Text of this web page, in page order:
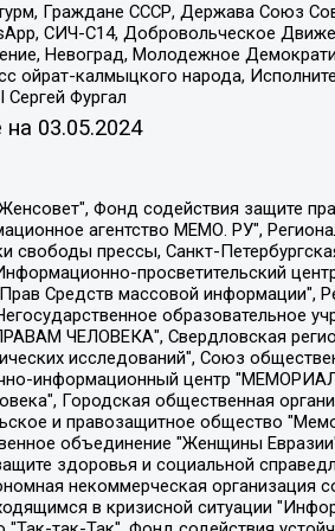
Граждане СССР, Держава Союз
СИЧ-С14, Добровольческое
Невоград, Молодежное
ойрат-калмыцкого народа,
Фургал
на 03.05.2024
Общество с ограниченной ответственностью "Альтаир 2021", Общество с ограниченной ответственностью "Вега 2021", Общество с ограниченной ответственностью "Главный редактор 2021", Общество с ограниченной ответственностью "Ромашки монолит", Важенков Артем Валерьевич, Ивановская областная общественная организация "Центр гендерных исследований", Гурман Юрий Альбертович, Медиапроект "ОВД-Инфо", Егоров Владимир Владимирович, Жилинский Владимир Александрович, Общество с ограниченной ответственностью "ЗП", Иванова София Юрьевна, Карезина Инна Павловна, Кильтау Екатерина Викторовна, Петров Алексей Викторович, Пискунов Сергей Евгеньевич, Смирнов Сергей Сергеевич, Тихонов Михаил Сергеевич, Общество с ограниченной ответственностью "ЖУРНАЛИСТ-ИНОСТРАННЫЙ АГЕНТ", Арапова Галина Юрьевна, Вольтская Татьяна Анатольевна, Американская компания "Mason G.E.S. Anonymous Foundation" (США), являющаяся владельцем интернет-издания https://mnews.world/, Компания "Stichting Bellingcat", зарегистрированная в Нидерландах (дата регистрации 11.07.2018), Захаров Андрей Вячеславович, Клепиковская Екатерина Дмитриевна, Общество с ограниченной ответственностью "МЕМО", Перл Роман Александрович, Симонов Евгений Алексеевич, Соловьева Елена Анатольевна, Сотников Даниил Владимирович, Сурначева Елизавета Дмитриевна, Автономная некоммерческая организация по защите прав человека и информированию населения "Якутия – Наше Мнение", Общество с ограниченной ответственностью "Москоу диджитал медиа", с 26.01.2023 Общество с ограниченной ответственностью "Чайка Белые сады", Ветошкина Валерия Валерьевна, Заговора Максим Александрович, Межрегиональное общественное движение "Российская ЛГБТ - сеть", Оленичев Максим Владимирович, Павлов Иван Юрьевич, Скворцова Елена Сергеевна, Общество с ограниченной ответственностью "Как бы инагент", Кочетков Игорь Викторович, Общество с ограниченной ответственностью "Честные выборы", Еланчик Олег Александрович, Общество с ограниченной ответственностью "Нобелевский призыв", Гималова Регина Эмилевна, Григорьев Андрей Валерьевич, Григорьева Алина Александровна, Ассоциация по содействию защите прав призывников, альтернативнослужащих и военнослужащих "Правозащитная группа